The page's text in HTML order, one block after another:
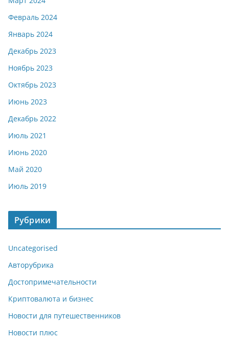
Февраль 2024
Январь 2024
Декабрь 2023
Ноябрь 2023
Октябрь 2023
Июнь 2023
Декабрь 2022
Июль 2021
Июнь 2020
Май 2020
Июль 2019
Рубрики
Uncategorised
Авторубрика
Достопримечательности
Криптовалюта и бизнес
Новости для путешественников
Новости плюс